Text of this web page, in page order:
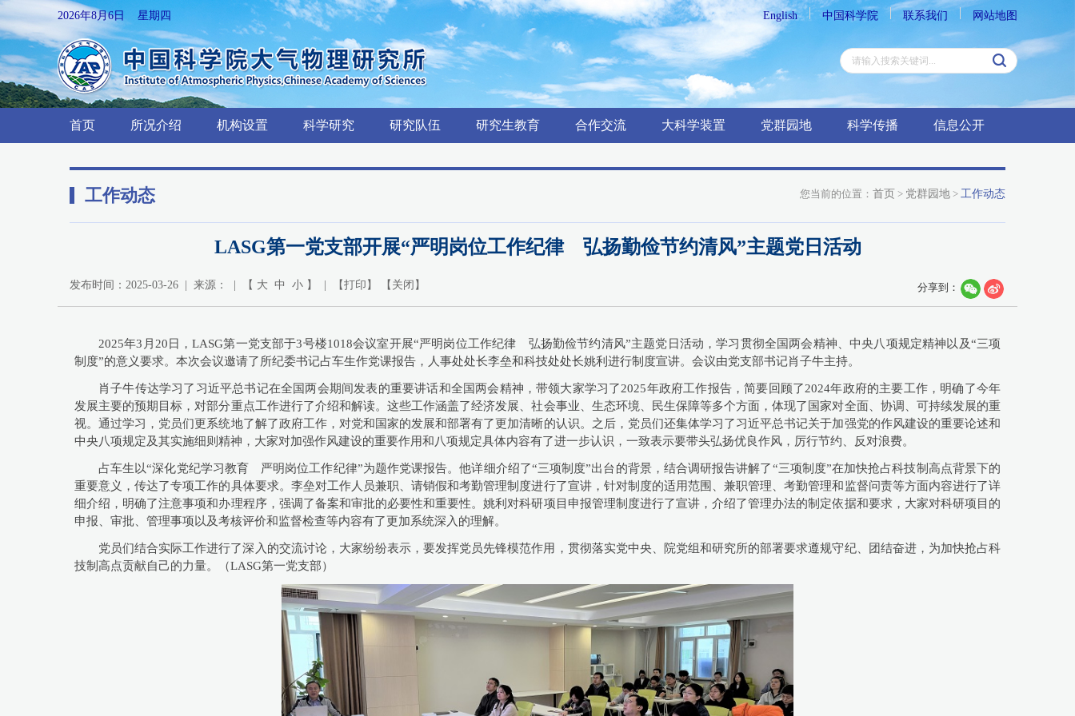
2026年8月6日 星期四 English 中国科学院 联系我们 网站地图
首页 所况介绍 机构设置 科学研究 研究队伍 研究生教育 合作交流 大科学装置 党群园地 科学传播 信息公开
工作动态 您当前的位置： 首页 > 党群园地 > 工作动态
LASG第一党支部开展“严明岗位工作纪律 弘扬勤俭节约清风”主题党日活动
发布时间：2025-03-26 | 来源： | 【 大 中 小 】 | 【打印 】 【 关闭 】 分享到：
2025年3 月 20 日，LASG第一党支部于3号楼1018会议室开展“严明岗位工作纪律 弘扬勤俭节约清风”主题党日活动，学习贯彻全国两会精神、中央八项规定精神以及“三项
制度”的意义要求。本次会议邀请了所纪委书记占车生作党课报告，人事处处长李垒和科技处处长姚利进行制度宣讲。会议由党支部书记肖子牛主持。
肖子牛传达学习了习近平总书记在全国两会期间发表的重要讲话和全国两会精神，带领大家学习了2025年政府工作报告，简要回顾了2024年政府的主要工作，明确了今年
发展主要的预期目标，对部分重点工作进行了介绍和解读。这些工作涵盖了经济发展、社会事业、生态环境、民生保障等多个方面，体现了国家对全面、协调、可持续发展的重
视。通过学习，党员们更系统地了解了政府工作，对党和国家的发展和部署有了更加清晰的认识。之后，党员们还集体学习了习近平总书记关于加强党的作风建设的重要论述和
中央八项规定及其实施细则精神，大家对加强作风建设的重要作用和八项规定具体内容有了进一步认识，一致表示要带头弘扬优良作风，厉行节约、反对浪费。
占车生以“深化党纪学习教育 严明岗位工作纪律”为题作党课报告。他详细介绍了“三项制度”出台的背景，结合调研报告讲解了“三项制度”在加快抢占科技制高点背景下的
重要意义，传达了专项工作的具体要求。李垒对工作人员兼职、请销假和考勤管理制度进行了宣讲，针对制度的适用范围、兼职管理、考勤管理和监督问责等方面内容进行了详
细介绍，明确了注意事项和办理程序，强调了备案和审批的必要性和重要性。姚利对科研项目申报管理制度进行了宣讲，介绍了管理办法的制定依据和要求，大家对科研项目的
申报、审批、管理事项以及考核评价和监督检查等内容有了更加系统深入的理解。
党员们结合实际工作进行了深入的交流讨论，大家纷纷表示，要发挥党员先锋模范作用，贯彻落实党中央、院党组和研究所的部署要求遵规守纪、团结奋进，为加快抢占科
技制高点贡献自己的力量。（LASG第一党支部）